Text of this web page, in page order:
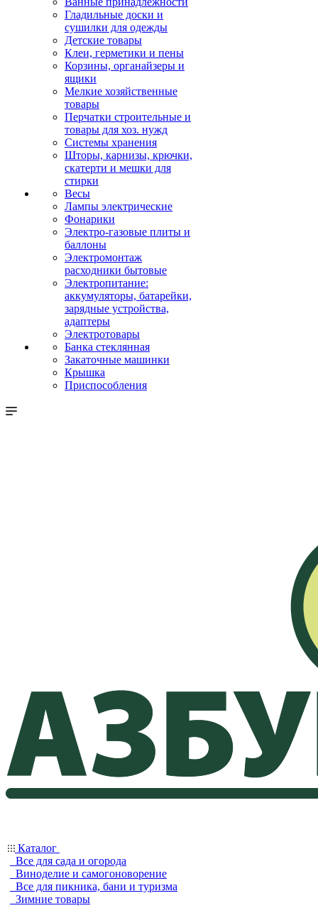
Гладильные доски и
сушилки для одежды
Детские товары
Клеи, герметики и пены
Корзины, органайзеры и
ящики
Мелкие хозяйственные
товары
Перчатки строительные и
товары для хоз. нужд
Системы хранения
Шторы, карнизы, крючки,
скатерти и мешки для
стирки
Весы
Лампы электрические
Фонарики
Электро-газовые плиты и
баллоны
Электромонтаж
расходники бытовые
Электропитание:
аккумуляторы, батарейки,
зарядные устройства,
адаптеры
Электротовары
Банка стеклянная
Закаточные машинки
Крышка
Приспособления
Каталог
Все для сада и огорода
Виноделие и самогоноворение
Все для пикника, бани и туризма
Зимние товары